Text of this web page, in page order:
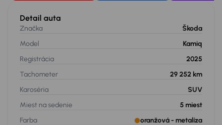
Detail auta
Značka
Škoda
Model
Kamiq
Registrácia
2025
Tachometer
29 252 km
Karoséria
SUV
Miest na sedenie
5 miest
Farba
oranžová - metalíza